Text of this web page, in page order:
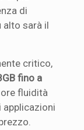
di
alto sarà il
critico,
fino a
fluidità
applicazioni